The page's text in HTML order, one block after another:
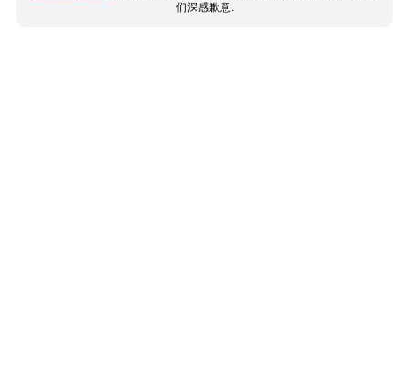
们深感歉意.